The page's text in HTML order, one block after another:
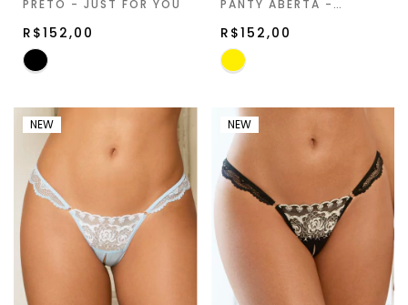
PRETO - JUST FOR YOU
R$152,00
PANTY ABERTA -
LUNE
R$152,00
NEW NEW